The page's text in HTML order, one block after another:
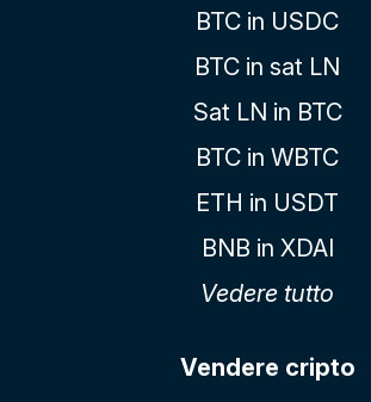
BTC in USDC
BTC in sat LN
Sat LN in BTC
BTC in WBTC
ETH in USDT
BNB in XDAI
Vedere tutto
Vendere cripto